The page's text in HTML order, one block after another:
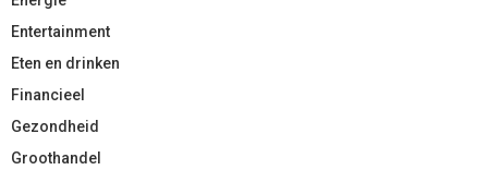
Entertainment
Eten en drinken
Financieel
Gezondheid
Groothandel